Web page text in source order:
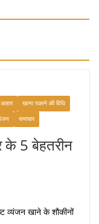
आहार खाना पकाने की विधि
समाचार
के 5 बेहतरीन
व्यंजन खाने के शौकीनों